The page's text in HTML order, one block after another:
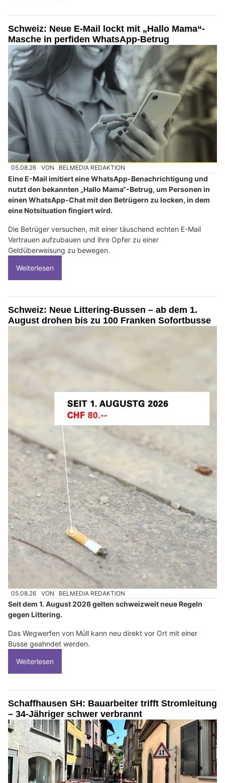
Schweiz: Neue E-Mail lockt mit „Hallo Mama“-
Masche in perfiden WhatsApp-Betrug
05.08.26 VON BELMEDIA REDAKTION
Eine E-Mail imitiert eine WhatsApp-Benachrichtigung und
nutzt den bekannten „Hallo Mama“-Betrug, um Personen in
einen WhatsApp-Chat mit den Betrügern zu locken, in dem
eine Notsituation fingiert wird.
Die Betrüger versuchen, mit einer täuschend echten E-Mail
Vertrauen aufzubauen und ihre Opfer zu einer
Geldüberweisung zu bewegen.
Weiterlesen
Schweiz: Neue Littering-Bussen – ab dem 1.
August drohen bis zu 100 Franken Sofortbusse
05.08.26 VON BELMEDIA REDAKTION
Seit dem 1. August 2026 gelten schweizweit neue Regeln
gegen Littering.
Das Wegwerfen von Müll kann neu direkt vor Ort mit einer
Busse geahndet werden.
Weiterlesen
Schaffhausen SH: Bauarbeiter trifft Stromleitung
– 34-Jähriger schwer verbrannt